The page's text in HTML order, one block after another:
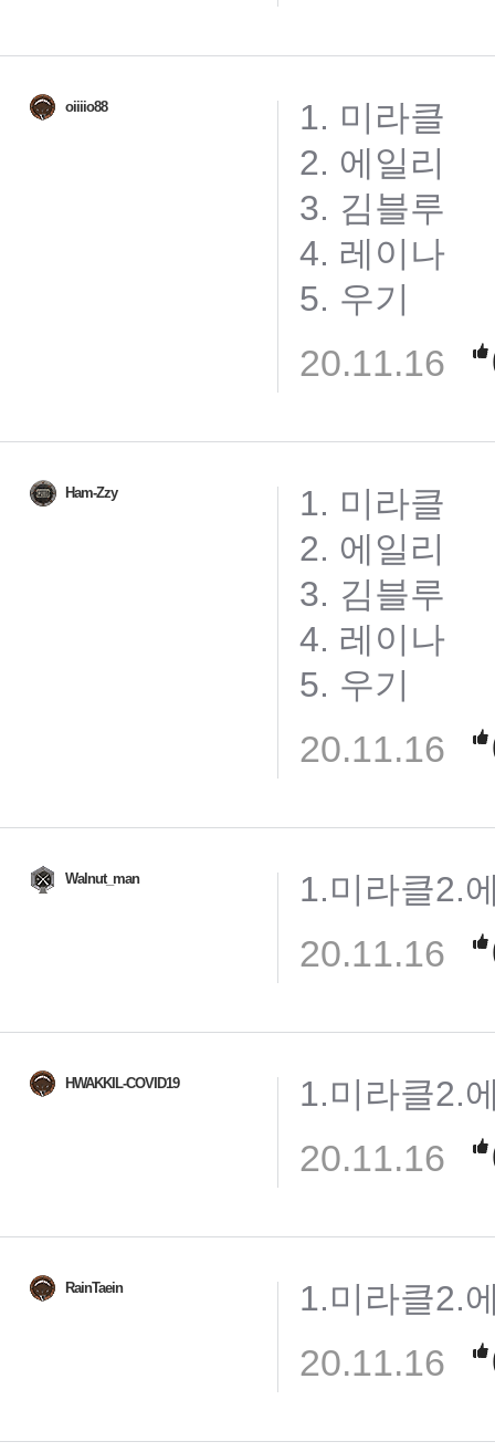
oiiiio88
1. 미라클
2. 에일리
3. 김블루
4. 레이나
5. 우기
20.11.16
Ham-Zzy
1. 미라클
2. 에일리
3. 김블루
4. 레이나
5. 우기
20.11.16
Walnut_man 1.미라클2.
20.11.16
HWAKKIL-COVID19 1.미라클2.
20.11.16
RainTaein 1.미라클2.
20.11.16